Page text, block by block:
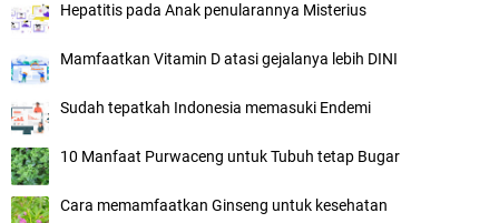
Hepatitis pada Anak penularannya Misterius
Mamfaatkan Vitamin D atasi gejalanya lebih DINI
Sudah tepatkah Indonesia memasuki Endemi
10 Manfaat Purwaceng untuk Tubuh tetap Bugar
Cara memamfaatkan Ginseng untuk kesehatan